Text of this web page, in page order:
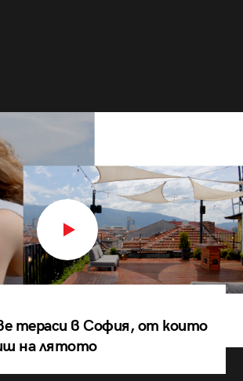
тераси в София, от които
на лятото